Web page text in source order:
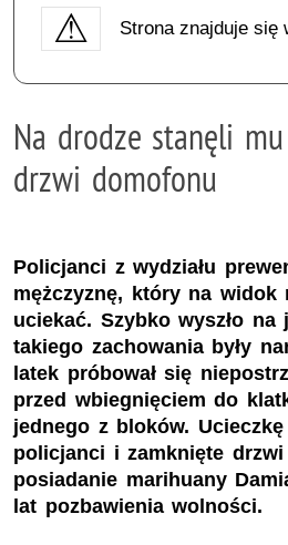
Strona znajduje się
Na drodze stanęli
drzwi domofonu
Policjanci z wydziału
mężczyznę, który na widok
uciekać. Szybko wyszło na
takiego zachowania były
latek próbował się
przed wbiegnięciem do
jednego z bloków.
policjanci i zamknięte
posiadanie marihuany
lat pozbawienia wolności.